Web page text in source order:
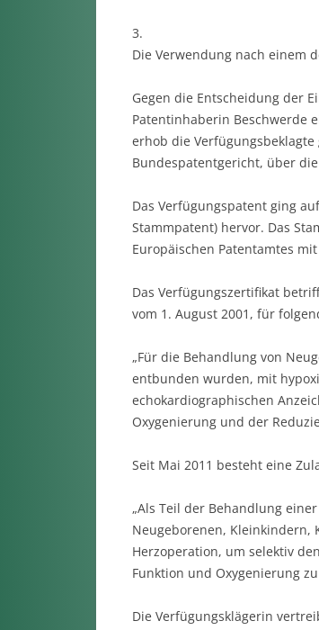
3.
Die Verwendung nach einem
Gegen die Entscheidung der
Patentinhaberin Beschwerde
erhob die
Bundespatentgericht, über
Das Verfügungspatent ging
Stammpatent) hervor. Das
Europäischen Patentamtes
Das Verfügungszertifikat
vom 1. August 2001, für
„Für die Behandlung von
entbunden wurden, mit
echokardiographischen
Oxygenierung und der
Seit Mai 2011 besteht eine
„Als Teil der Behandlung
Neugeborenen, Kleinkindern,
Herzoperation, um selektiv
Funktion und Oxygenierung
Die Verfügungsklägerin